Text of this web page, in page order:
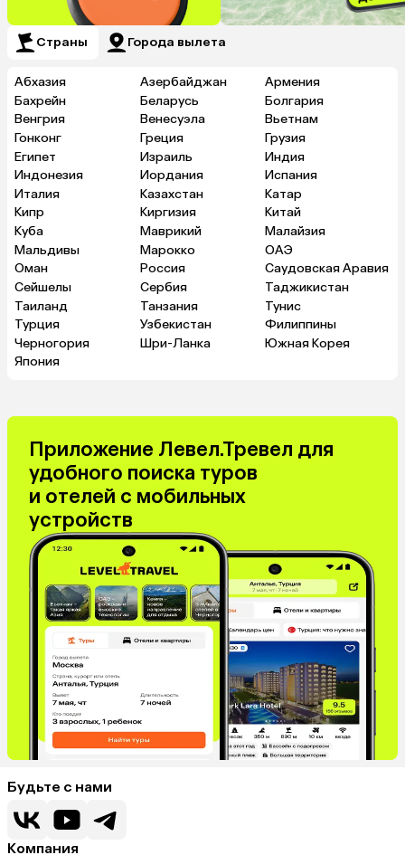
Страны Города вылета
Абхазия Азербайджан
Армения
Бахрейн
Беларусь
Болгария
Венгрия
Венесуэла
Вьетнам
Гонконг
Греция
Грузия
Египет
Израиль
Индия
Индонезия
Иордания
Испания
Италия
Казахстан
Катар
Кипр
Киргизия
Китай
Куба
Маврикий
Малайзия
Мальдивы
Марокко
ОАЭ
Оман
Россия
Саудовская Аравия
Сейшелы
Сербия
Таджикистан
Таиланд
Танзания
Тунис
Турция
Узбекистан
Филиппины
Черногория
Шри-Ланка
Южная Корея
Япония
Приложение Левел.Тревел для
удобного поиска туров
и отелей с мобильных
устройств
Будьте с нами
Компания